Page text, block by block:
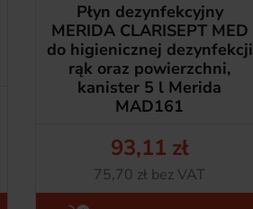
Płyn dezynfekcyjny
MERIDA CLARISEPT MED
do higienicznej dezynfekcji
rąk oraz powierzchni,
kanister 5 l Merida
MAD161
Cena
93,11 zł
Netto
75,70 zł bez VAT